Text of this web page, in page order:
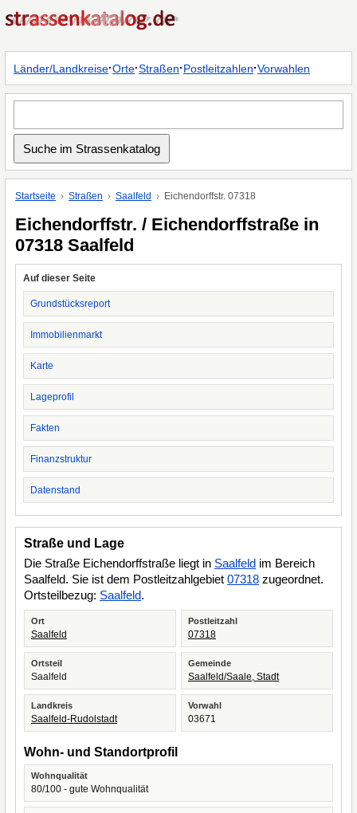
Länder/Landkreise·Orte·Straßen·Postleitzahlen·Vorwahlen
Startseite Straßen Saalfeld Eichendorffstr. 07318
Eichendorffstr. / Eichendorffstraße in
07318 Saalfeld
Auf dieser Seite
Grundstücksreport
Immobilienmarkt
Karte
Lageprofil
Fakten
Finanzstruktur
Datenstand
Straße und Lage
Die Straße Eichendorffstraße liegt in Saalfeld im Bereich
Saalfeld. Sie ist dem Postleitzahlgebiet 07318 zugeordnet.
Ortsteilbezug: Saalfeld.
Ort
Saalfeld
Postleitzahl
07318
Ortsteil
Saalfeld
Gemeinde
Saalfeld/Saale, Stadt
Landkreis
Saalfeld-Rudolstadt
Vorwahl
03671
Wohn- und Standortprofil
Wohnqualität
80/100 - gute Wohnqualität